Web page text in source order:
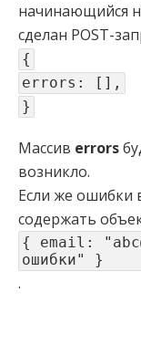
начинающийся
сделан POST-
{
errors: [],
}
Массив errors
возникло.
Если же ошибки
содержать
{ email:
ошибки" }
.